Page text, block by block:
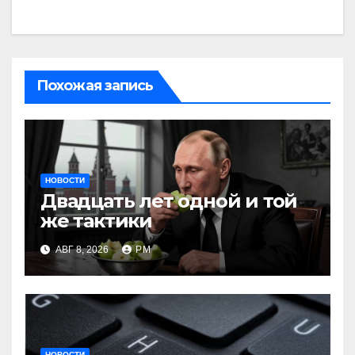
Похожая запись
НОВОСТИ
Двадцать лет одной и той
же тактики
АВГ 8, 2026 РМ